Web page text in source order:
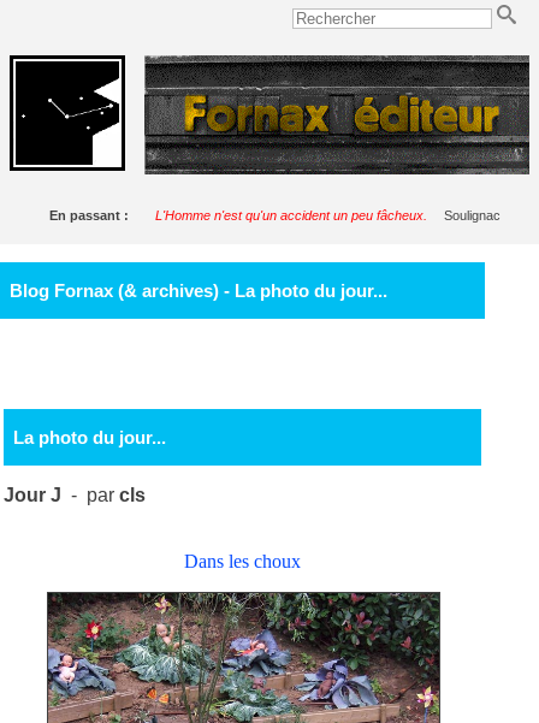
En passant : L'Homme n'est qu'un accident un peu fâcheux. Soulignac
Blog Fornax (& archives) - La photo du jour...
La photo du jour...
Jour J - parcls
Dans les choux